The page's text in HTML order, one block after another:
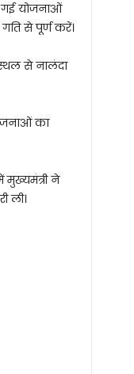
गई योजनाओं
से पूर्ण करें।
से नालंदा
का
मुख्यमंत्री ने
ली।